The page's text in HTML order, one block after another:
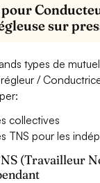
sur
types de
/
collectives
TNS pour les
(Travailleur